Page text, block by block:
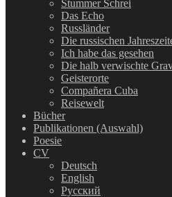
Stummer Schrei
Das Echo
Russländer
Die russischen
Ich habe das gesehen
Die halb verwischte
Geisterorte
Compañera Cuba
Reisewelt
Bücher
Publikationen (Auswahl)
Poesie
CV
Deutsch
English
Русский